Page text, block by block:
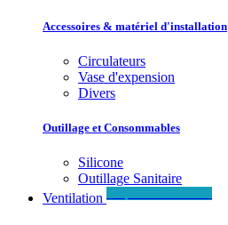
Accessoires & matériel d'installation
Circulateurs
Vase d'expension
Divers
Outillage et Consommables
Silicone
Outillage Sanitaire
Ventilation